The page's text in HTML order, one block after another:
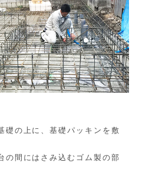
礎の上に、基礎パッキンを敷
の間にはさみ込むゴム製の部